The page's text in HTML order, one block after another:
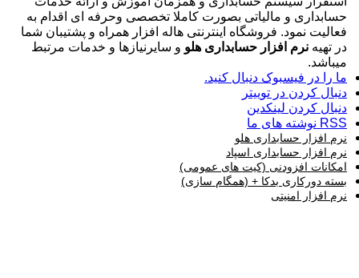
حسابداری و مالیاتی بصورت کاملا تخصصی وحرفه ای اقدام به
فعالیت نمود. فروشگاه اینترنتی هاله افزار همراه و پشتیبان شما
در تهیه نرم افزار حسابداری هلو و سایرنیازها و خدمات مرتبط
میباشد.
ما را در فیسبوک دنبال کنید.
دنبال کردن در توییتر
دنبال کردن لینکدین
RSS نوشته های ما
نرم افزار حسابداری هلو
نرم افزار حسابداری اسپاد
امکانات افزودنی (کیت های عمومی)
بسته دورکاری بدکا + (همگام سازی)
نرم افزار امنیتی